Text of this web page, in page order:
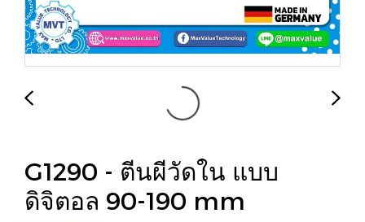
G1290 - ตีนผีวัดใน แบบ
ดิจิตอล 90-190 mm